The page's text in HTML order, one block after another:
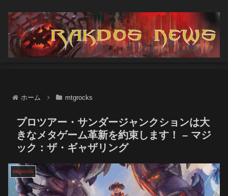
ホーム mtgrocks
プロツアー・サンダージャンクションは大
きなメタゲーム革新を約束します！ – マジ
ック：ザ・ギャザリング
mtgrocks